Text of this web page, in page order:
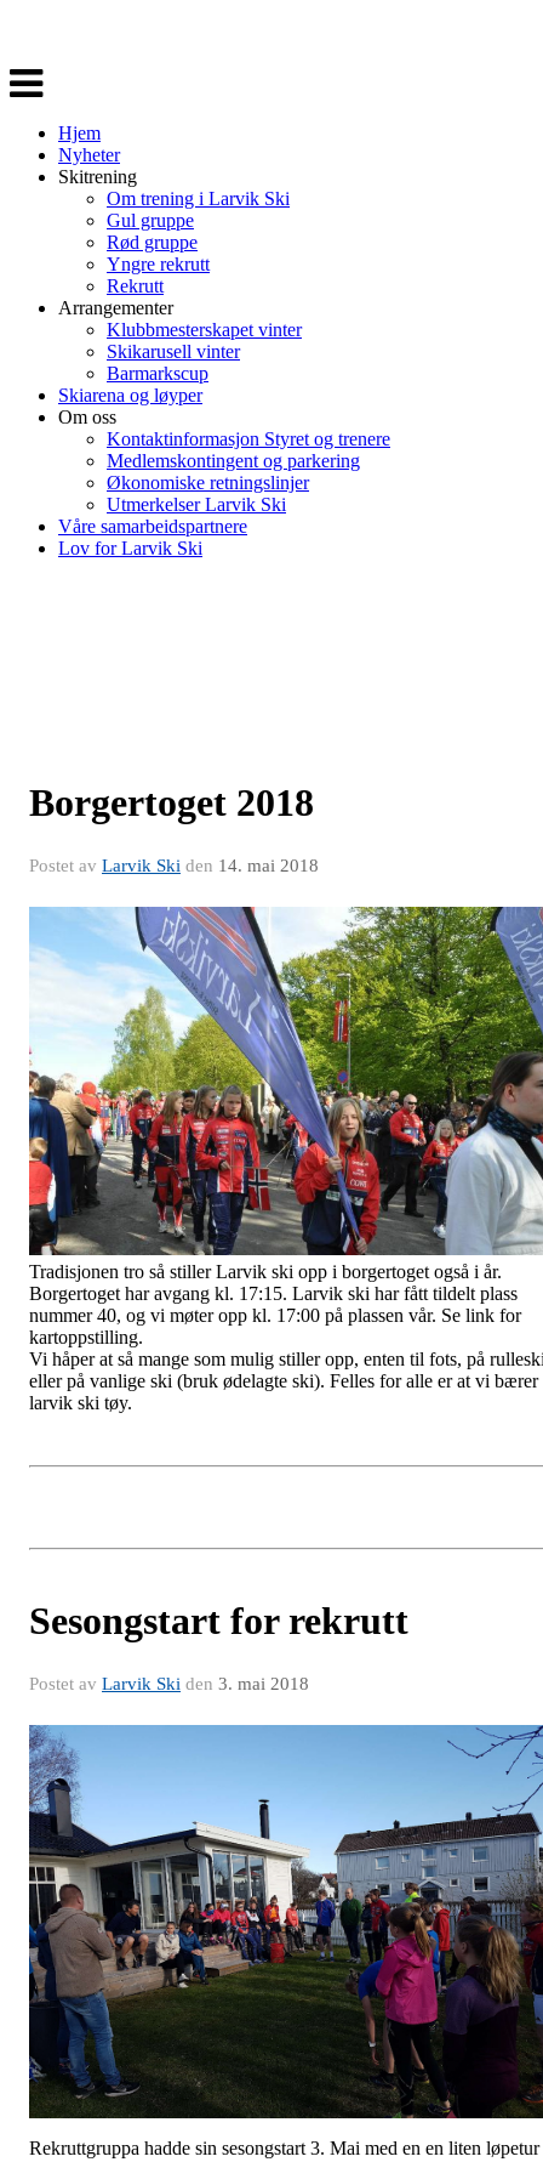
Veksle
navigasjon
Hjem
Nyheter
Skitrening
Om trening i Larvik Ski
Gul gruppe
Rød gruppe
Yngre rekrutt
Rekrutt
Arrangementer
Klubbmesterskapet vinter
Skikarusell vinter
Barmarkscup
Skiarena og løyper
Om oss
Kontaktinformasjon Styret og trenere
Medlemskontingent og parkering
Økonomiske retningslinjer
Utmerkelser Larvik Ski
Våre samarbeidspartnere
Lov for Larvik Ski
Borgertoget 2018
Postet av Larvik Ski den 14. mai 2018
Tradisjonen tro så stiller Larvik ski opp i borgertoget også i år.
Borgertoget har avgang kl. 17:15. Larvik ski har fått tildelt plass
nummer 40, og vi møter opp kl. 17:00 på plassen vår. Se link for
kartoppstilling.
Vi håper at så mange som mulig stiller opp, enten til fots, på
eller på vanlige ski (bruk ødelagte ski). Felles for alle er at vi bærer
larvik ski tøy.
Sesongstart for rekrutt
Postet av Larvik Ski den 3. mai 2018
Rekruttgruppa hadde sin sesongstart 3. Mai med en en liten løpetur